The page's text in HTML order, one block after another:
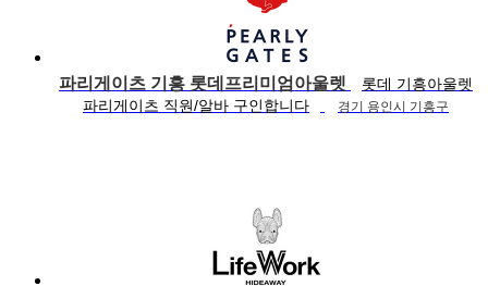
파리게이츠 기흥 롯데프리미엄아울렛
롯데 기흥아울렛
파리게이츠 직원/알바 구인합니다
경기 용인시 기흥구